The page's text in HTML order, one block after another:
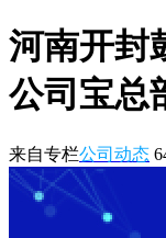
河南开封
公司宝总
来自专栏公司动态